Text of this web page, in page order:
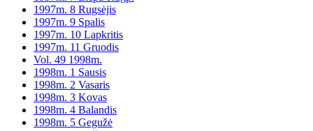
1997m. 8 Rugsėjis
1997m. 9 Spalis
1997m. 10 Lapkritis
1997m. 11 Gruodis
Vol. 49 1998m.
1998m. 1 Sausis
1998m. 2 Vasaris
1998m. 3 Kovas
1998m. 4 Balandis
1998m. 5 Gegužė